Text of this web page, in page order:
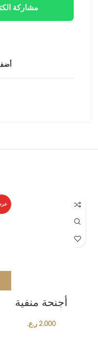
📤 مشاركة
أجنحة منفية
2.000 ر.ع.